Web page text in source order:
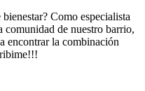
Como especialista
comunidad de nuestro barrio,
encontrar la combinación